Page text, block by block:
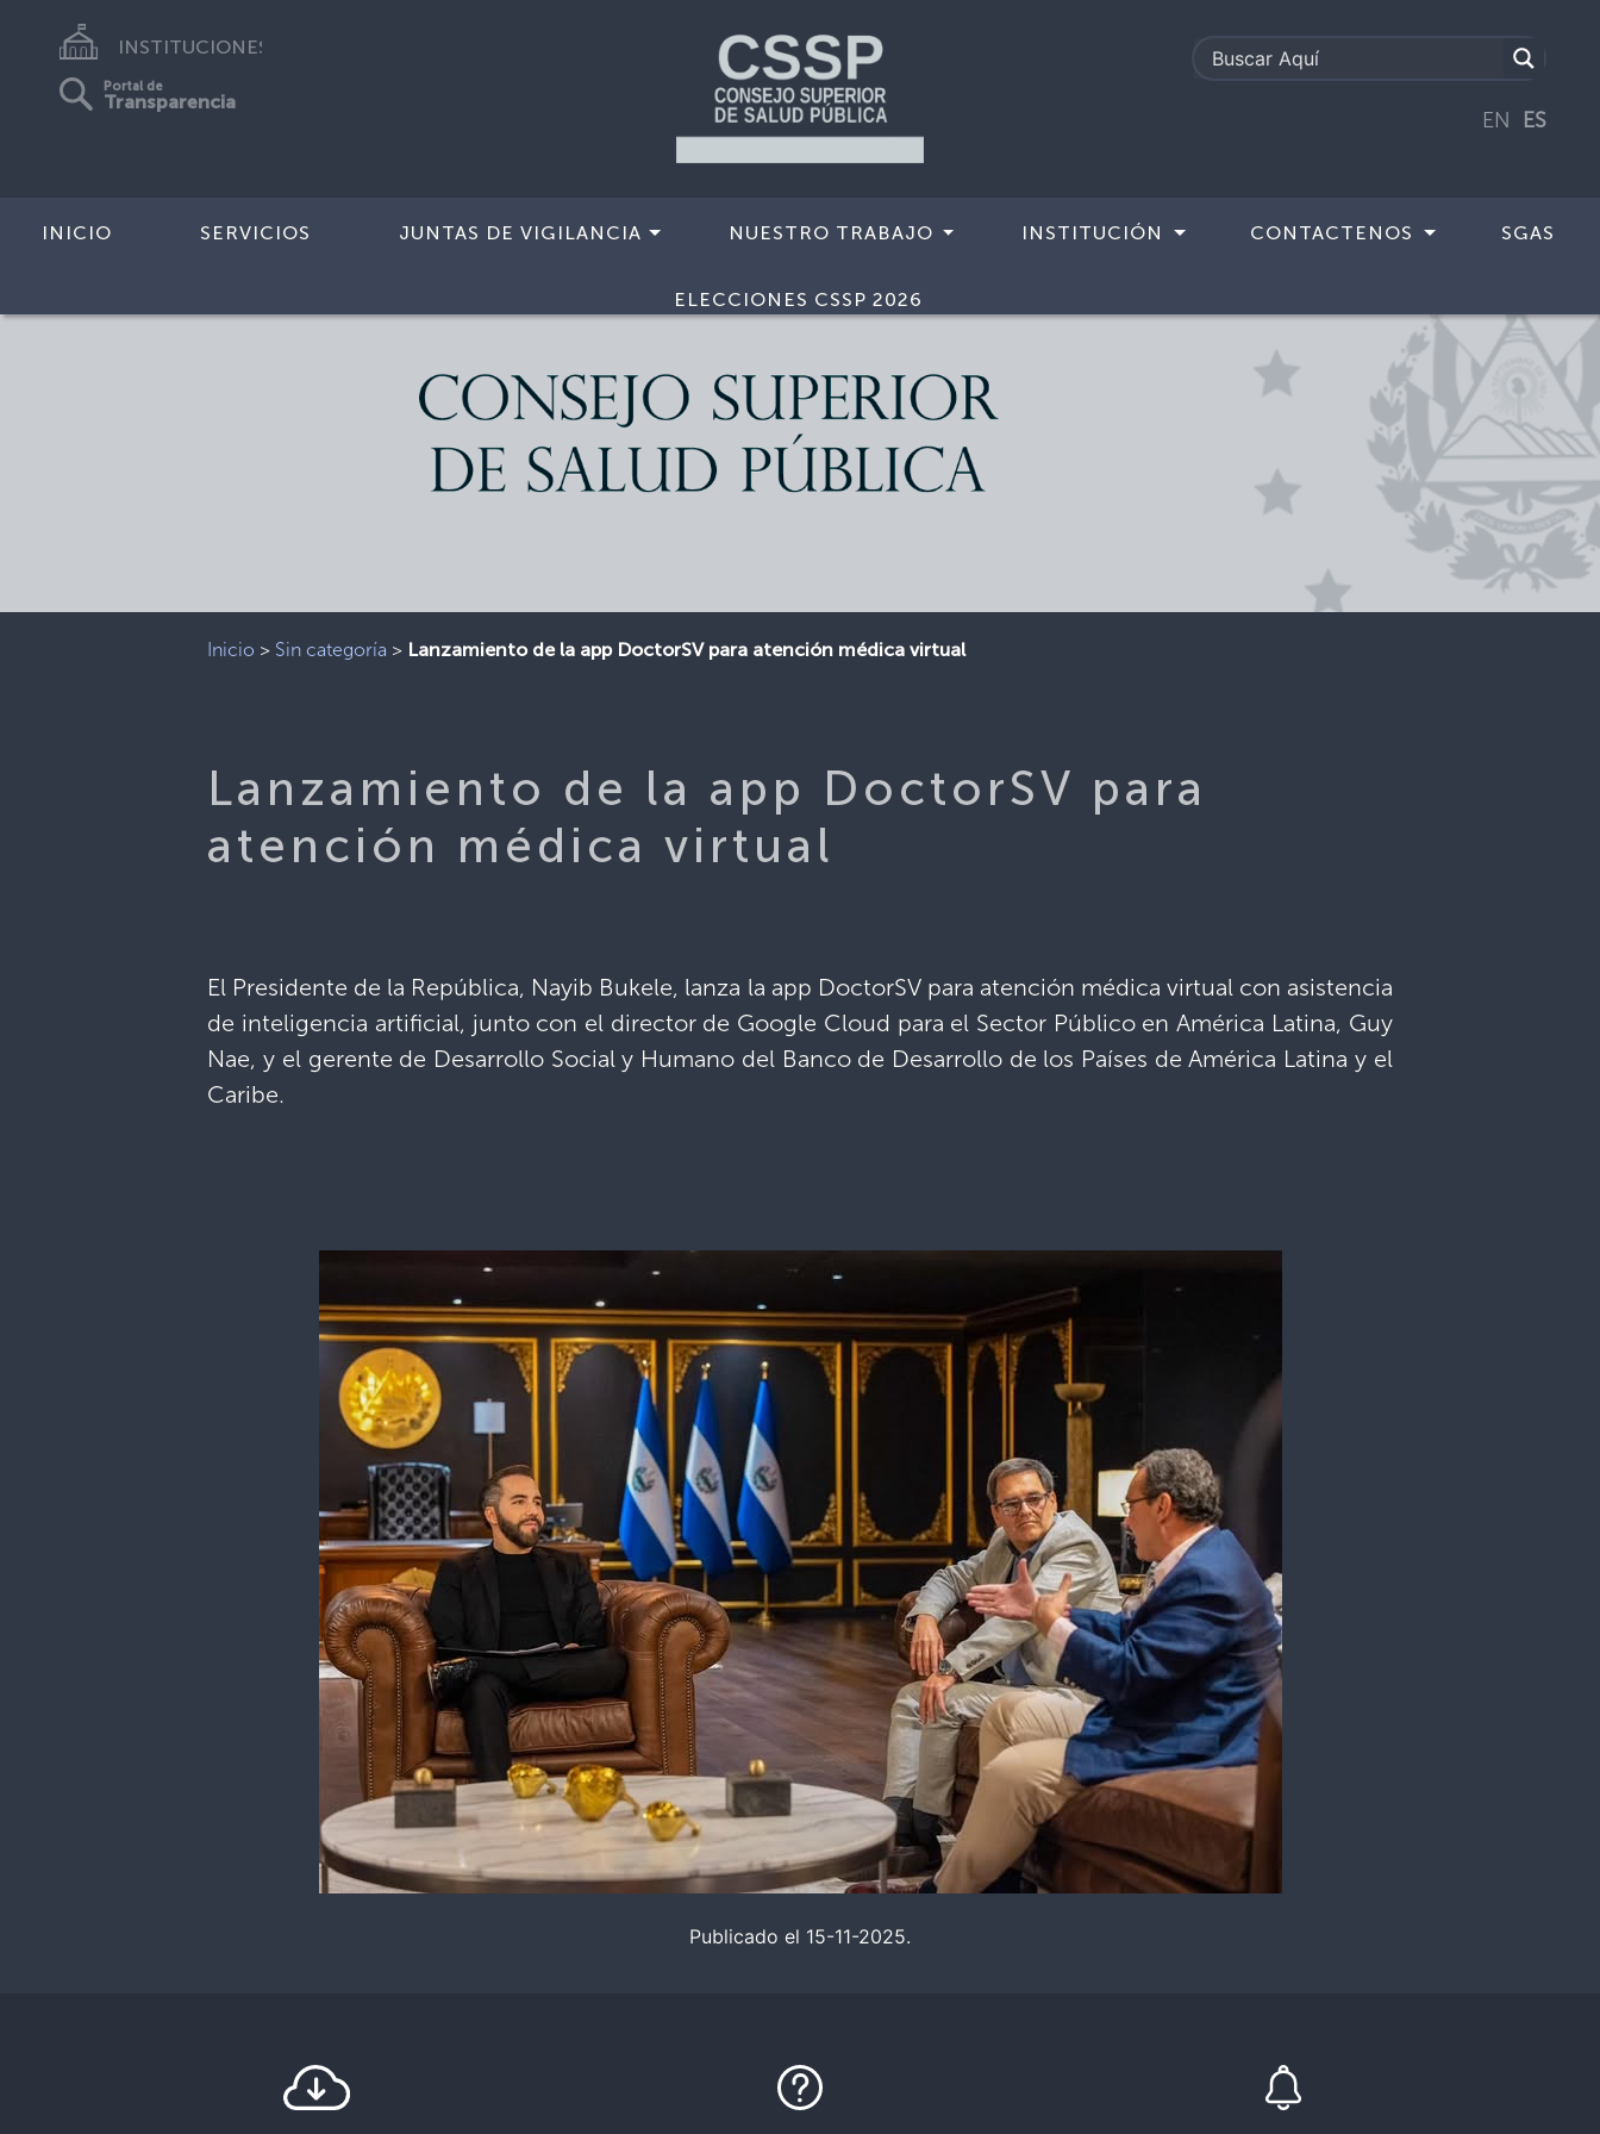
INSTITUCIONES
Portal de
Transparencia
EN ES
INICIO SERVICIOS JUNTAS DE VIGILANCIA NUESTRO TRABAJO INSTITUCIÓN CONTACTENOS SGAS
ELECCIONES CSSP 2026
Inicio > Sin categoría > Lanzamiento de la app DoctorSV para atención médica virtual
Lanzamiento de la app DoctorSV para
atención médica virtual
El Presidente de la República, Nayib Bukele, lanza la app DoctorSV para atención médica virtual con asistencia
de inteligencia artificial, junto con el director de Google Cloud para el Sector Público en América Latina, Guy
Nae, y el gerente de Desarrollo Social y Humano del Banco de Desarrollo de los Países de América Latina y el
Caribe.
Publicado el 15-11-2025.